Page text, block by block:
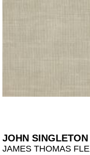
JOHN SINGLETON
JAMES THOMAS